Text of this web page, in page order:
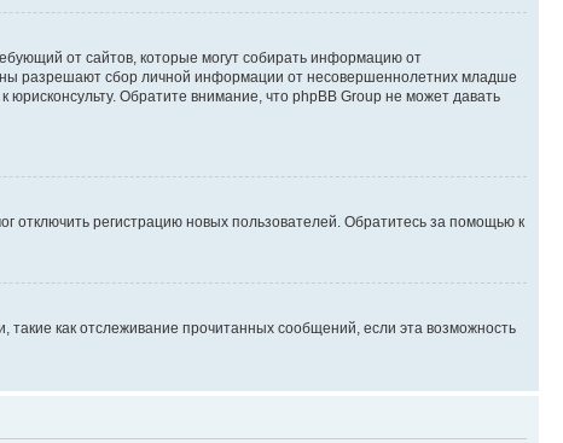
от сайтов, которые могут собирать информацию от
разрешают сбор личной информации от несовершеннолетних младше
Обратите внимание, что phpBB Group не может давать
отключить регистрацию новых пользователей. Обратитесь за помощью к
как отслеживание прочитанных сообщений, если эта возможность